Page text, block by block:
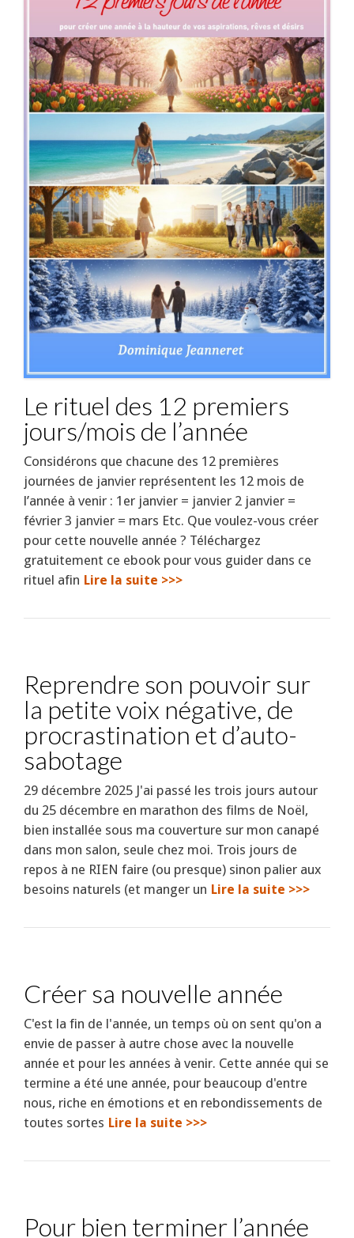
Le rituel des 12 premiers
jours/mois de l’année
Considérons que chacune des 12 premières
journées de janvier représentent les 12 mois de
l’année à venir : 1er janvier = janvier 2 janvier =
février 3 janvier = mars Etc. Que voulez-vous créer
pour cette nouvelle année ? Téléchargez
gratuitement ce ebook pour vous guider dans ce
rituel afin Lire la suite >>>
Reprendre son pouvoir sur
la petite voix négative, de
procrastination et d’auto-
sabotage
29 décembre 2025 J'ai passé les trois jours autour
du 25 décembre en marathon des films de Noël,
bien installée sous ma couverture sur mon canapé
dans mon salon, seule chez moi. Trois jours de
repos à ne RIEN faire (ou presque) sinon palier aux
besoins naturels (et manger un Lire la suite >>>
Créer sa nouvelle année
C'est la fin de l'année, un temps où on sent qu'on a
envie de passer à autre chose avec la nouvelle
année et pour les années à venir. Cette année qui se
termine a été une année, pour beaucoup d'entre
nous, riche en émotions et en rebondissements de
toutes sortes Lire la suite >>>
Pour bien terminer l’année